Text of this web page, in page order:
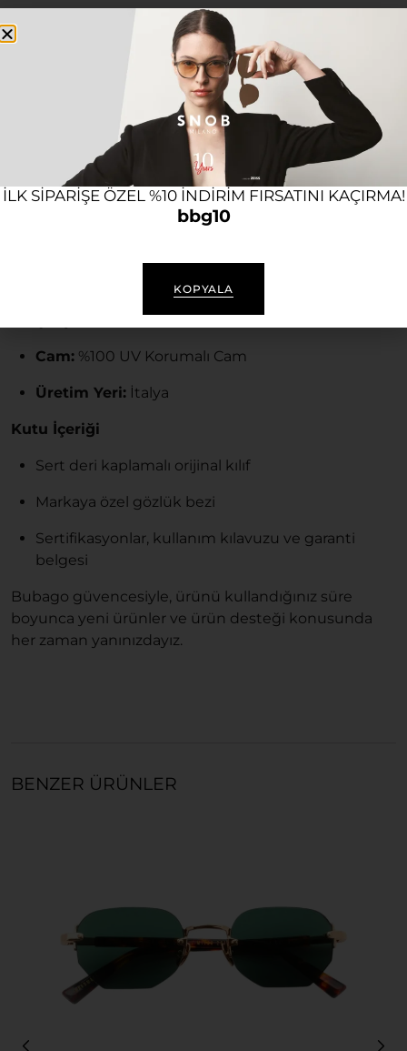
KALEOS TATLOCK SIYAH KADIN GÜNEŞ GÖZLÜĞÜ
Stilini özgün ve zamansız detaylarla tamamlamak
isteyen herkes için tasarlanan bu özel model, hem
klasik hem de modern kombinlerinizin vazgeçilmez
İtalya’da üretilen ve high-end moda anlayışını
yansıtan gözlük; hafif, dayanıklı ve ergonomik
yapısıyla gün boyu yüksek konfor sunar. Günlük
kullanımda tarzınıza şıklık katarken, gözlerinizi de
Asetat
Cam: %100 UV Korumalı Cam
Üretim Yeri: İtalya
Kutu İçeriği
Sert deri kaplamalı orijinal kılıf
Markaya özel gözlük bezi
Sertifikasyonlar, kullanım kılavuzu ve garanti
belgesi
Bubago güvencesiyle, ürünü kullandığınız süre
boyunca yeni ürünler ve ürün desteği konusunda
her zaman yanınızdayız.
BENZER ÜRÜNLER
ILK SIPARIŞE ÖZEL %10 INDIRIM FIRSATINI KAÇIRMA!
bbg10
KOPYALA